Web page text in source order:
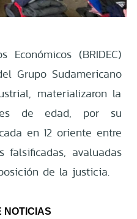
(BRIDEC)
Grupo Sudamericano
materializaron la
de edad, por su
en 12 oriente entre
avaluadas
de la justicia.
NOTICIAS